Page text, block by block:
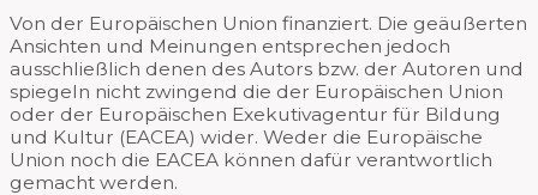
Von der Europäischen Union finanziert. Die geäußerten
Ansichten und Meinungen entsprechen jedoch
ausschließlich denen des Autors bzw. der Autoren und
spiegeln nicht zwingend die der Europäischen Union
oder der Europäischen Exekutivagentur für Bildung
und Kultur (EACEA) wider. Weder die Europäische
Union noch die EACEA können dafür verantwortlich
gemacht werden.